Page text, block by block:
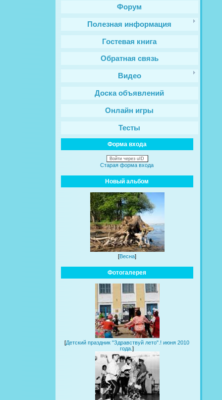
Форум
Полезная информация
Гостевая книга
Обратная связь
Видео
Доска объявлений
Онлайн игры
Тесты
Форма входа
Войти через uID
Старая форма входа
Новый альбом
[Весна]
Фотогалерея
[Детский праздник "Здравствуй лето".! июня 2010
года.]